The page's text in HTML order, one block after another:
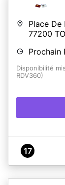
Place De
77200
Prochain
Disponibilité
RDV360)
17